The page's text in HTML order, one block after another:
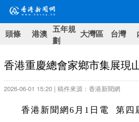
頭條 港澳 五年規
劃
大灣區 台灣
香港重慶總會家鄉市集展現
2026-06-01 15:20 | 稿件來源：香港新聞網
香港新聞網6月1日電 第四